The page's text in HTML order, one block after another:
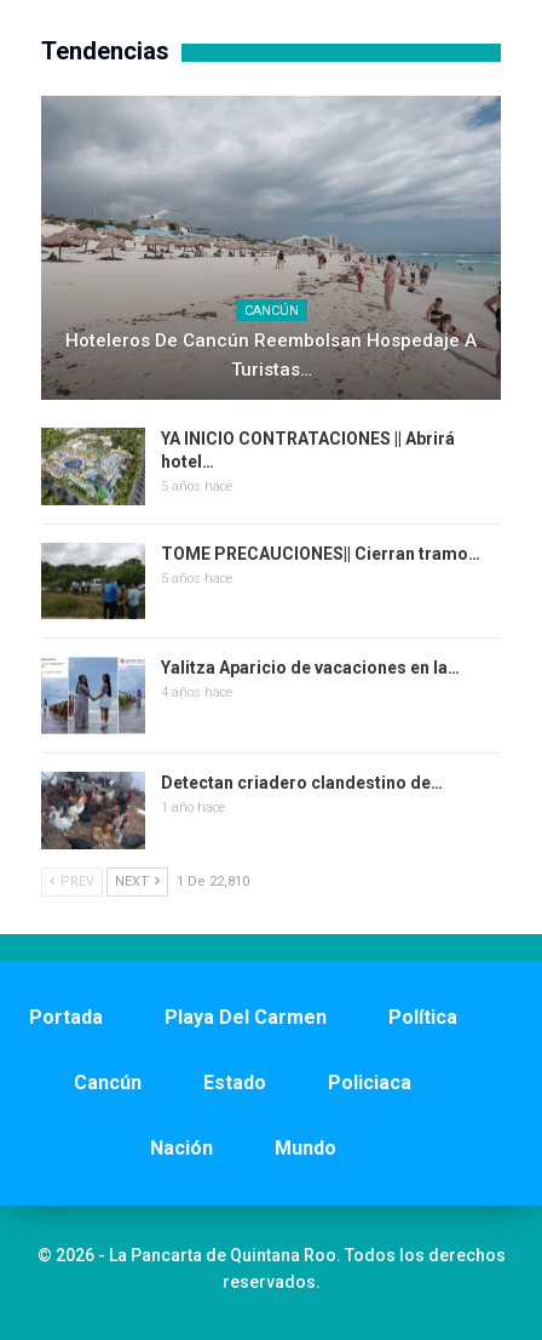
Tendencias
CANCÚN
Hoteleros De Cancún Reembolsan Hospedaje A
Turistas…
YA INICIO CONTRATACIONES || Abrirá
hotel…
5 años hace
TOME PRECAUCIONES|| Cierran tramo…
5 años hace
Yalitza Aparicio de vacaciones en la…
4 años hace
Detectan criadero clandestino de…
1 año hace
PREV NEXT 1 De 22,810
Portada Playa Del Carmen Política
Cancún Estado Policiaca
Nación Mundo
© 2026 - La Pancarta de Quintana Roo. Todos los derechos
reservados.